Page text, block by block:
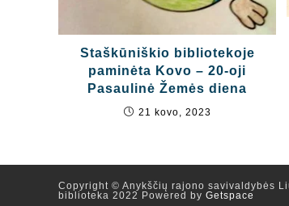
Staškūniškio bibliotekoje
paminėta Kovo – 20-oji
Pasaulinė Žemės diena
21 kovo, 2023
Copyright © Anykščių rajono savivaldybės
biblioteka 2022 Powered by Getspace